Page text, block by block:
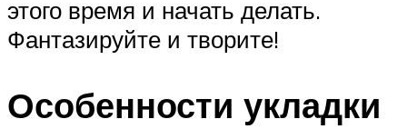
этого время и начать делать.
Фантазируйте и творите!
Особенности укладки